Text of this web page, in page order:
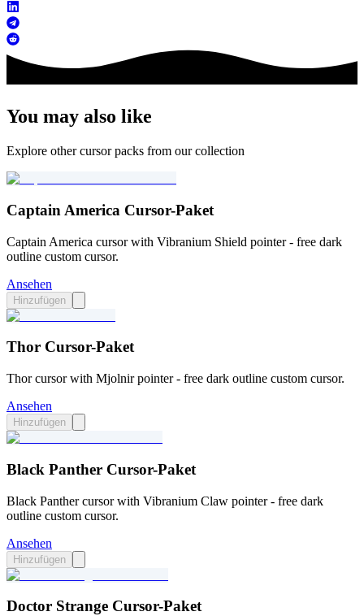
You may also like
Explore other cursor packs from our collection
Captain America Cursor-Paket
Captain America cursor with Vibranium Shield pointer - free dark
outline custom cursor.
Ansehen
Hinzufügen
Thor Cursor-Paket
Thor cursor with Mjolnir pointer - free dark outline custom cursor.
Ansehen
Hinzufügen
Black Panther Cursor-Paket
Black Panther cursor with Vibranium Claw pointer - free dark
outline custom cursor.
Ansehen
Hinzufügen
Doctor Strange Cursor-Paket